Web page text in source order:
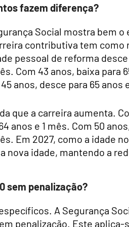
fazem diferença?
Social mostra bem
contributiva tem como
pessoal de reforma
Com 43 anos, baixa
anos, desce para 65 anos
que a carreira aumenta.
anos e 1 mês. Com 50
Em 2027, como a idade
nova idade, mantendo a
sem penalização?
A Segurança
penalização. Este aplica-